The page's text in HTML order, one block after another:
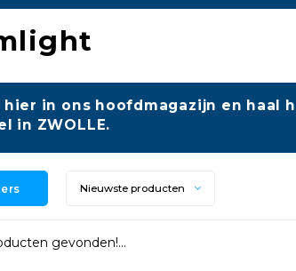
hier in ons hoofdmagazijn en haal
in ZWOLLE.
Nieuwste producten
gevonden!...